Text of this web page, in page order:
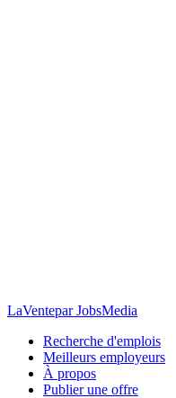
LaVentepar JobsMedia
Recherche d'emplois
Meilleurs employeurs
À propos
Publier une offre